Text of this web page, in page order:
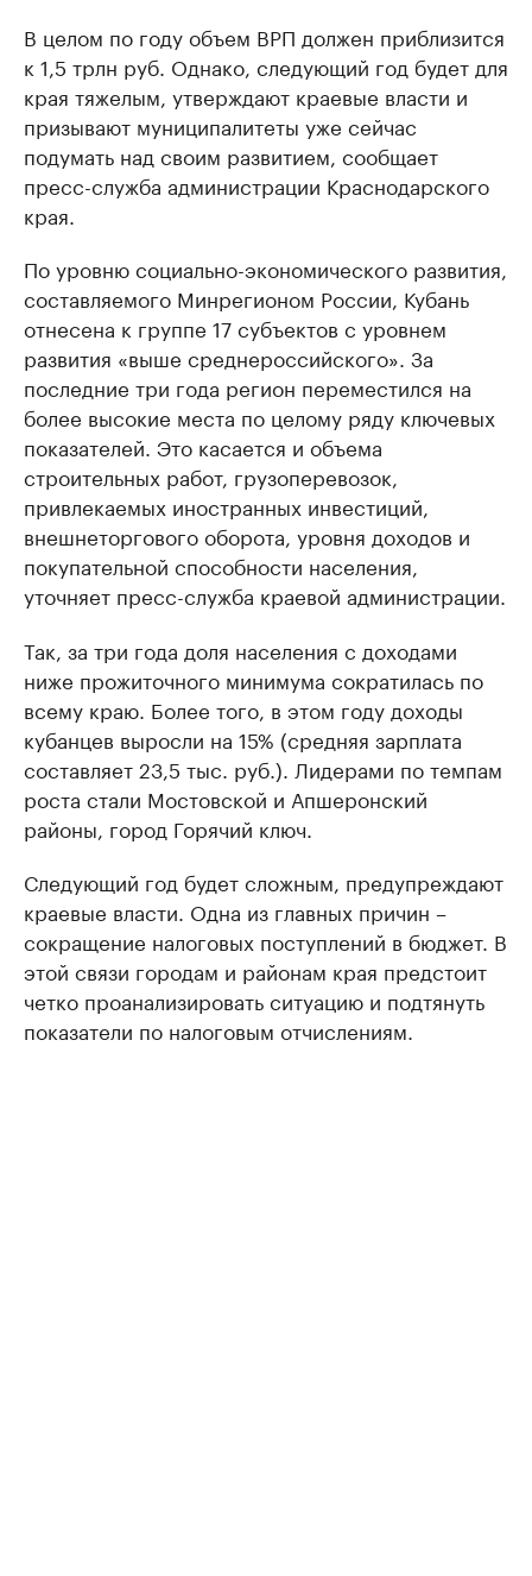
В целом по году объем ВРП должен приблизится
к 1,5 трлн руб. Однако, следующий год будет для
края тяжелым, утверждают краевые власти и
призывают муниципалитеты уже сейчас
подумать над своим развитием, сообщает
пресс-служба администрации Краснодарского
края.
По уровню социально-экономического развития,
составляемого Минрегионом России, Кубань
отнесена к группе 17 субъектов с уровнем
развития «выше среднероссийского». За
последние три года регион переместился на
более высокие места по целому ряду ключевых
показателей. Это касается и объема
строительных работ, грузоперевозок,
привлекаемых иностранных инвестиций,
внешнеторгового оборота, уровня доходов и
покупательной способности населения,
уточняет пресс-служба краевой администрации.
Так, за три года доля населения с доходами
ниже прожиточного минимума сократилась по
всему краю. Более того, в этом году доходы
кубанцев выросли на 15% (средняя зарплата
составляет 23,5 тыс. руб.). Лидерами по темпам
роста стали Мостовской и Апшеронский
районы, город Горячий ключ.
Следующий год будет сложным, предупреждают
краевые власти. Одна из главных причин –
сокращение налоговых поступлений в бюджет. В
этой связи городам и районам края предстоит
четко проанализировать ситуацию и подтянуть
показатели по налоговым отчислениям.